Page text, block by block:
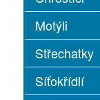
Motýli
Střechatky
Síťokřídlí